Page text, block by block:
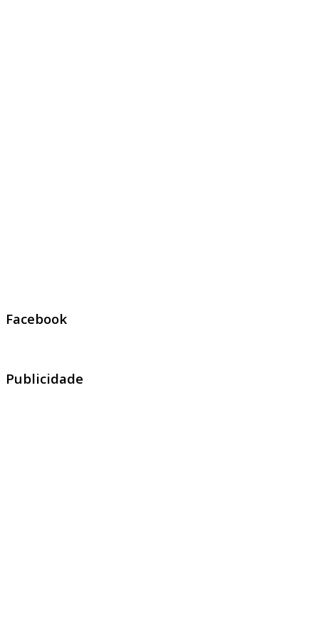
Facebook
Publicidade